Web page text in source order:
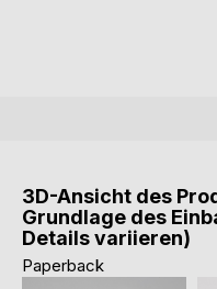
3D-Ansicht des
Grundlage des
Details variieren)
Paperback